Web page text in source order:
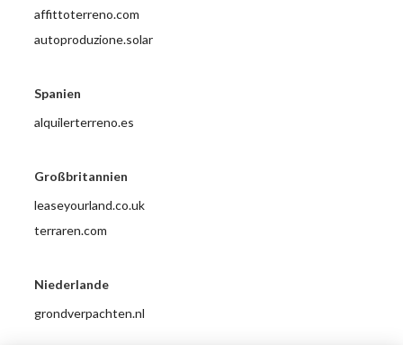
affittoterreno.com
autoproduzione.solar
Spanien
alquilerterreno.es
Großbritannien
leaseyourland.co.uk
terraren.com
Niederlande
grondverpachten.nl